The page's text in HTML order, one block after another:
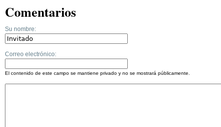
Comentarios
Su nombre:
Correo electrónico:
El contenido de este campo se mantiene privado y no se mostrará públicamente.